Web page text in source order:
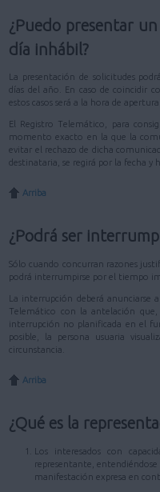
¿Puedo presentar
día inhábil?
La presentación de solicitudes
días del año. En caso de coincidir
estos casos será a la hora de
El Registro Telemático, para
momento exacto en la que la
evitar el rechazo de dicha
destinataria, se regirá por la fecha y
Arriba
¿Podrá ser
Sólo cuando concurran razones
podrá interrumpirse por el tiempo
La interrupción deberá anunciarse
Telemático con la antelación que,
interrupción no planificada en el
posible, la persona usuaria
circunstancia.
Arriba
¿Qué es la
Los interesados con
representante,
manifestación expresa en